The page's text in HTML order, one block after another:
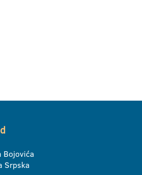
Bojovića
Srpska